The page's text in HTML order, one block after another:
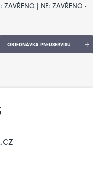
ZAVŘENO | NE: ZAVŘENO -
OBJEDNÁVKA PNEUSERVISU